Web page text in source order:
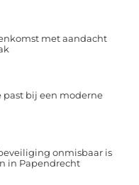
met aandacht
bij een moderne
onmisbaar is
in Papendrecht